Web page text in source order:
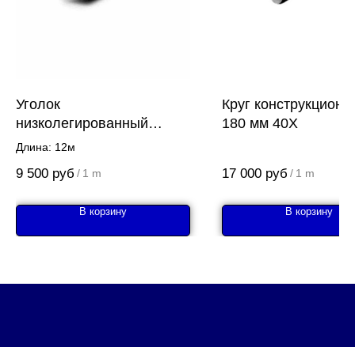
Уголок
низколегированный
200х200х20 Ст09Г2С
Длина: 12м
9 500 руб / 1 m
В корзину
Круг
180 мм 40Х
17 000 руб / 1 m
В корзину